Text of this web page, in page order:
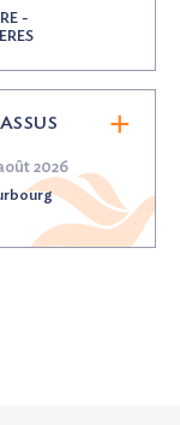
-
2026